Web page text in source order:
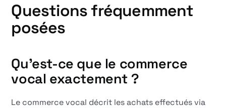
Questions fréquemment
posées
Qu'est-ce que le commerce
vocal exactement ?
Le commerce vocal décrit les achats effectués via